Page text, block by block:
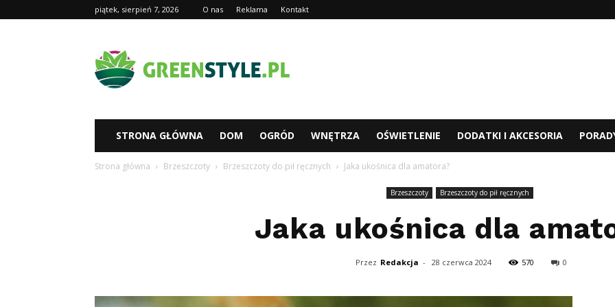
piątek, sierpień 7, 2026 O nas Reklama Kontakt
STRONA GŁÓWNA DOM OGRÓD WNĘTRZA OŚWIETLENIE DODATKI I AKCESORIA
Strona główna Brzeszczoty Brzeszczoty do pił ręcznych Jaka ukośnica dla amatora?
Brzeszczoty Brzeszczoty do pił ręcznych
Jaka ukośnica dla
Przez Redakcja - 28 czerwca 2024 570 0